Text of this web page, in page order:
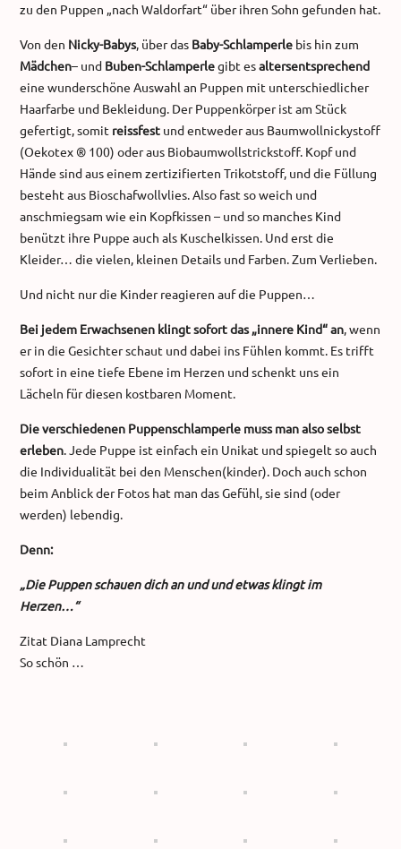
zu den Puppen „nach Waldorfart“ über ihren Sohn gefunden hat.
Von den Nicky-Babys, über das Baby-Schlamperle bis hin zum
Mädchen– und Buben-Schlamperlegibt esaltersentsprechend
eine wunderschöne Auswahl an Puppen mit unterschiedlicher
Haarfarbe und Bekleidung. Der Puppenkörper ist am Stück
gefertigt, somit reissfest und entweder aus Baumwollnickystoff
(Oekotex ® 100) oder aus Biobaumwollstrickstoff. Kopf und
Hände sind aus einem zertizifierten Trikotstoff, und die Füllung
besteht aus Bioschafwollvlies. Also fast so weich und
anschmiegsam wie ein Kopfkissen – und so manches Kind
benützt ihre Puppe auch als Kuschelkissen. Und erst die
Kleider… die vielen, kleinen Details und Farben. Zum Verlieben.
Und nicht nur die Kinder reagieren auf die Puppen…
Bei jedem Erwachsenen klingt sofort das „innere Kind“ an, wenn
er in die Gesichter schaut und dabei ins Fühlen kommt. Es trifft
sofort in eine tiefe Ebene im Herzen und schenkt uns ein
Lächeln für diesen kostbaren Moment.
Die verschiedenen Puppenschlamperle muss man also selbst
erleben. Jede Puppe ist einfach ein Unikat und spiegelt so auch
die Individualität bei den Menschen(kinder). Doch auch schon
beim Anblick der Fotos hat man das Gefühl, sie sind (oder
werden) lebendig.
Denn:
„Die Puppen schauen dich an und und etwas klingt im
Herzen…“
Zitat Diana Lamprecht
So schön …